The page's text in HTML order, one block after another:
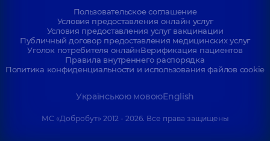
Пользовательское соглашение
Условия предоставления онлайн услуг
Условия предоставления услуг вакцинации
Публичный договор предоставления медицинских услуг
Уголок потребителя онлайнВерификация пациентов
Правила внутреннего распорядка
Политика конфиденциальности и использования файлов cookie
Українською мовоюEnglish
МС «Добробут» 2012 - 2026. Все права защищены